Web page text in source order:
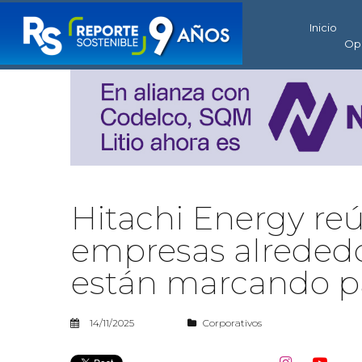
Inicio
Hitachi Energy
empresas
están marcando
14/11/2025 Corporativos